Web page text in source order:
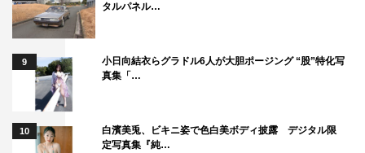
タルパネル…
9
小日向結衣らグラドル6人が大胆ポージング “股”特化写
真集「…
10
白濱美兎、ビキニ姿で色白美ボディ披露 デジタル限
定写真集『純…